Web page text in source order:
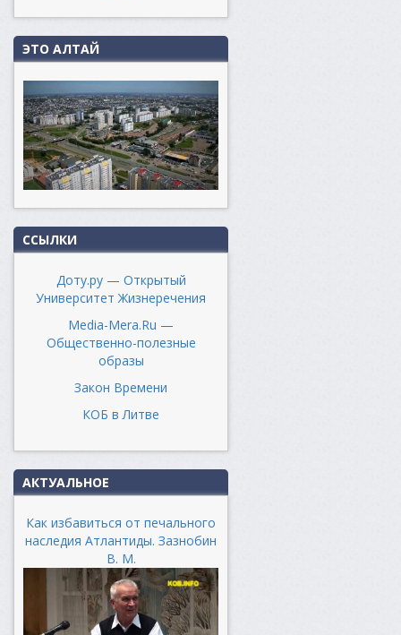
ЭТО АЛТАЙ
ССЫЛКИ
Доту.ру — Открытый
Университет Жизнеречения
Media-Mera.Ru —
Общественно-полезные
образы
Закон Времени
КОБ в Литве
АКТУАЛЬНОЕ
Как избавиться от печального
наследия Атлантиды. Зазнобин
В. М.